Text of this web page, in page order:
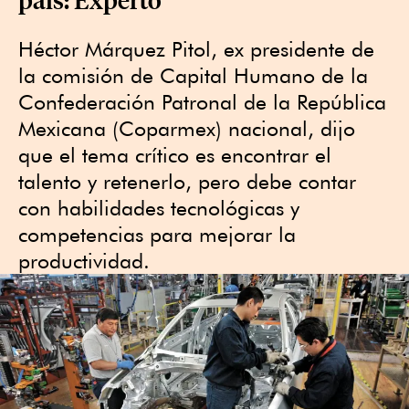
Héctor Márquez Pitol, ex presidente de
la comisión de Capital Humano de la
Confederación Patronal de la República
Mexicana (Coparmex) nacional, dijo
que el tema crítico es encontrar el
talento y retenerlo, pero debe contar
con habilidades tecnológicas y
competencias para mejorar la
productividad.